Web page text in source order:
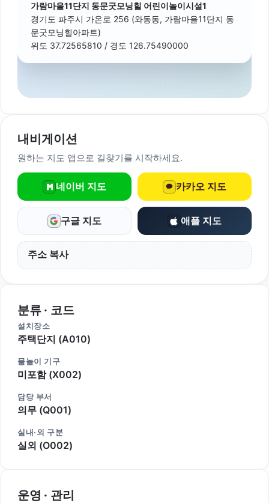
가람마을11단지 동문굿모닝힐 어린이놀이시설1
경기도 파주시 가온로 256 (와동동, 가람마을11단지 동
문굿모닝힐아파트)
위도 37.72565810 / 경도 126.75490000
내비게이션
원하는 지도 앱으로 길찾기를 시작하세요.
네이버 지도 카카오 지도
구글 지도 애플 지도
주소 복사
분류 · 코드
설치장소
주택단지 (A010)
물놀이 기구
미포함 (X002)
담당 부서
의무 (Q001)
실내·외 구분
실외 (O002)
운영 · 관리